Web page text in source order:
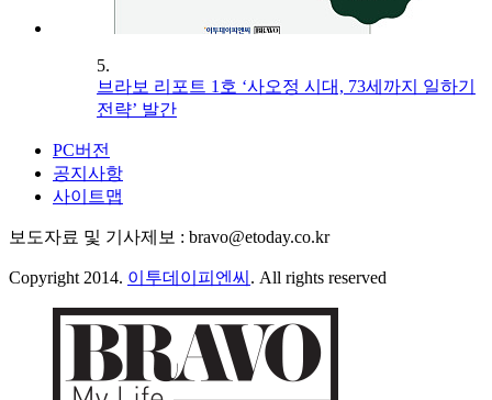
5.
브라보 리포트 1호 ‘사오정 시대, 73세까지 일하기
전략’ 발간
PC버전
공지사항
사이트맵
보도자료 및 기사제보 : bravo@etoday.co.kr
Copyright 2014. 이투데이피엔씨 . All rights reserved